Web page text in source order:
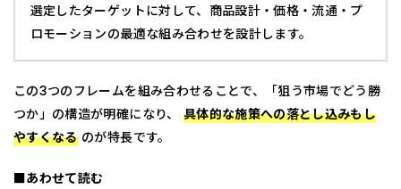
選定したターゲットに対して、商品設計・価格・流通・プ
ロモーションの最適な組み合わせを設計します。
この3つのフレームを組み合わせることで、「狙う市場でどう勝
つか」の構造が明確になり、 具体的な施策への落とし込みもし
やすくなるのが特長です。
■あわせて読む